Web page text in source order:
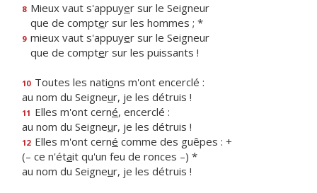
8 Mieux vaut s'appuyer sur le Seigneur
que de compter sur les hommes ; *
9 mieux vaut s'appuyer sur le Seigneur
que de compter sur les puissants !
10 Toutes les nations m'ont encerclé :
au nom du Seigneur, je les détruis !
11 Elles m'ont cerné, encerclé :
au nom du Seigneur, je les détruis !
12 Elles m'ont cerné comme des guêpes : +
(– ce n'était qu'un feu de ronces –) *
au nom du Seigneur, je les détruis !